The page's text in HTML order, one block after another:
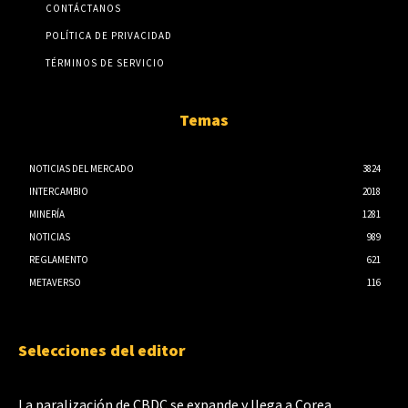
CONTÁCTANOS
POLÍTICA DE PRIVACIDAD
TÉRMINOS DE SERVICIO
Temas
NOTICIAS DEL MERCADO
3824
INTERCAMBIO
2018
MINERÍA
1281
NOTICIAS
989
REGLAMENTO
621
METAVERSO
116
Selecciones del editor
La paralización de CBDC se expande y llega a Corea